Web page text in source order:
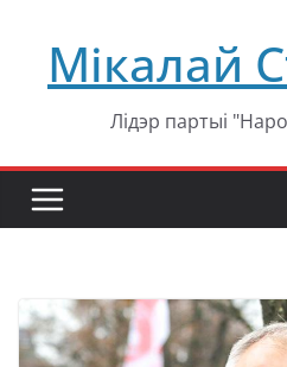
содержимому
Мікалай
Лідэр партыі